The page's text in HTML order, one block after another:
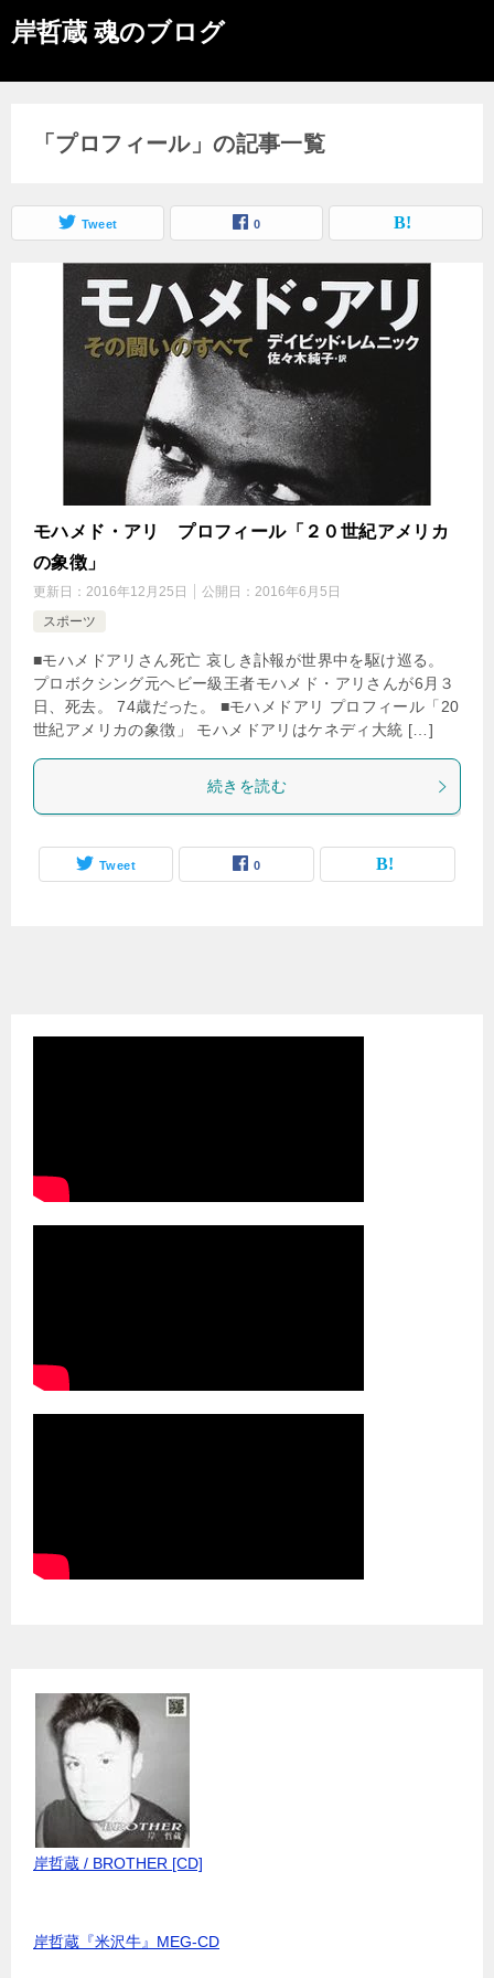
岸哲蔵 魂のブログ
「プロフィール」の記事一覧
Tweet 0
モハメド・アリ プロフィール「２０世紀アメリカ
の象徴」
更新日： 2016年12月25日 公開日： 2016年6月5日
スポーツ
■モハメドアリさん死亡 哀しき訃報が世界中を駆け巡る。
プロボクシング元ヘビー級王者モハメド・アリさんが6月３
日、死去。 74歳だった。 ■モハメドアリ プロフィール「20
世紀アメリカの象徴」 モハメドアリはケネディ大統 […]
続きを読む
Tweet 0
岸哲蔵 / BROTHER [CD]
岸哲蔵『米沢牛』MEG-CD